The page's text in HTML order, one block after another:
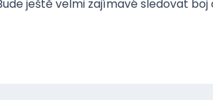
ještě velmi zajímavé sledovat